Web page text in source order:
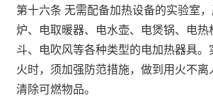
第十六条 无需配备加热设备的实验室
炉、电取暖器、电水壶、电煲锅、电热
斗、电吹风等各种类型的电加热器具。
火时，须加强防范措施，做到用火不离
清除可燃物品。